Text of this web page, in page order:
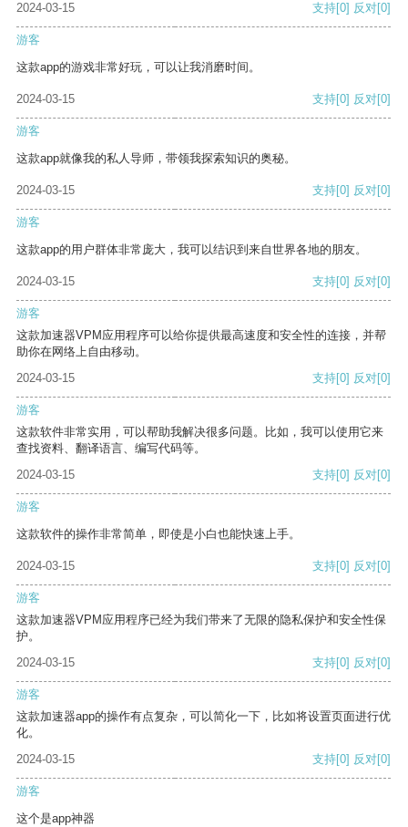
2024-03-15 支持[0] 反对[0]
游客
这款app的游戏非常好玩，可以让我消磨时间。
2024-03-15 支持[0] 反对[0]
游客
这款app就像我的私人导师，带领我探索知识的奥秘。
2024-03-15 支持[0] 反对[0]
游客
这款app的用户群体非常庞大，我可以结识到来自世界各地的朋友。
2024-03-15 支持[0] 反对[0]
游客
这款加速器VPM应用程序可以给你提供最高速度和安全性的连接，并帮
助你在网络上自由移动。
2024-03-15
支持[0] 反对[0]
游客
这款软件非常实用，可以帮助我解决很多问题。比如，我可以使用它来
查找资料、翻译语言、编写代码等。
2024-03-15
支持[0] 反对[0]
游客
这款软件的操作非常简单，即使是小白也能快速上手。
2024-03-15 支持[0] 反对[0]
游客
这款加速器VPM应用程序已经为我们带来了无限的隐私保护和安全性保
护。
2024-03-15
支持[0] 反对[0]
游客
这款加速器app的操作有点复杂，可以简化一下，比如将设置页面进行优
化。
2024-03-15
支持[0] 反对[0]
游客
这个是app神器